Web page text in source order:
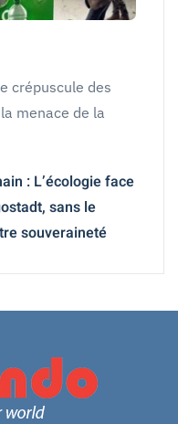
crépuscule des
menace de la
: L’écologie face
sans le
souveraineté